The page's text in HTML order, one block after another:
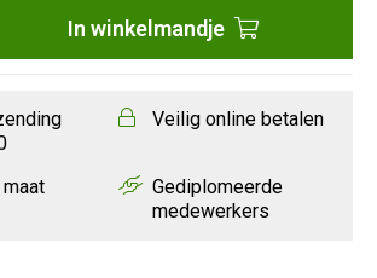
In winkelmandje
Veilig online betalen
Gediplomeerde
medewerkers